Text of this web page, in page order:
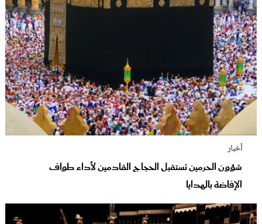
أخبار
شؤون الحرمين تستقبل الحجاج القادمين لأداء طواف
الإفاضة بالهدايا